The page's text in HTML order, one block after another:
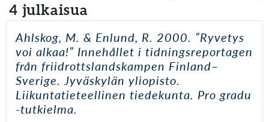
4 julkaisua
Ahlskog, M. & Enlund, R. 2000. ”Ryvetys
voi alkaa!” Innehållet i tidningsreportagen
från friidrottslandskampen Finland–
Sverige. Jyväskylän yliopisto.
Liikuntatieteellinen tiedekunta. Pro gradu
-tutkielma.